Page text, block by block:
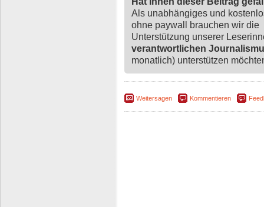
Als unabhängiges und
ohne paywall brauchen wir die
Unterstützung unserer
verantwortlichen
monatlich) unterstützen
Weitersagen Kommentieren